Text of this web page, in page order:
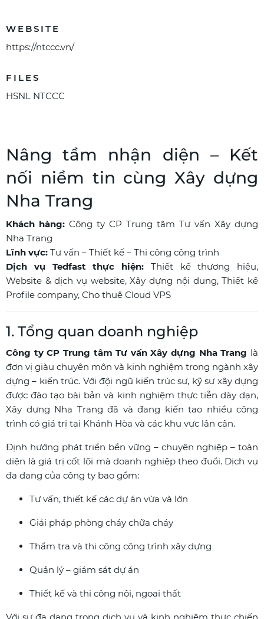
WEBSITE
https://ntccc.vn/
FILES
HSNL NTCCC
Nâng tầm nhận diện – Kết
nối niềm tin cùng Xây dựng
Nha Trang
Khách hàng: Công ty CP Trung tâm Tư vấn Xây dựng
Nha Trang
Lĩnh vực: Tư vấn – Thiết kế – Thi công công trình
Dịch vụ Tedfast thực hiện: Thiết kế thương hiệu,
Website & dịch vụ website, Xây dựng nội dung, Thiết kế
Profile company, Cho thuê Cloud VPS
1. Tổng quan doanh nghiệp
Công ty CP Trung tâm Tư vấn Xây dựng Nha Trang là
đơn vị giàu chuyên môn và kinh nghiệm trong ngành xây
dựng – kiến trúc. Với đội ngũ kiến trúc sư, kỹ sư xây dựng
được đào tạo bài bản và kinh nghiệm thực tiễn dày dạn,
Xây dựng Nha Trang đã và đang kiến tạo nhiều công
trình có giá trị tại Khánh Hòa và các khu vực lân cận.
Định hướng phát triển bền vững – chuyên nghiệp – toàn
diện là giá trị cốt lõi mà doanh nghiệp theo đuổi. Dịch vụ
đa dạng của công ty bao gồm:
Tư vấn, thiết kế các dự án vừa và lớn
Giải pháp phòng cháy chữa cháy
Thẩm tra và thi công công trình xây dựng
Quản lý – giám sát dự án
Thiết kế và thi công nội, ngoại thất